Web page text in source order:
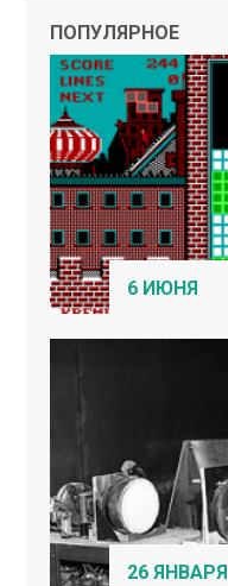
ПОПУЛЯРНОЕ
6 ИЮНЯ
26 ЯНВАРЯ